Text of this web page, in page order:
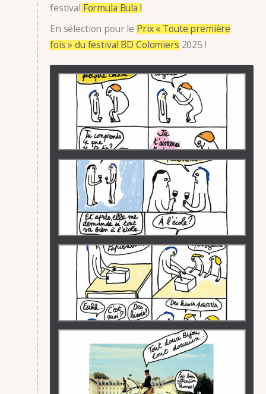
festivalFormula Bula !
En sélection pour le Prix « Toute première
fois » du festival BD Colomiers 2025 !